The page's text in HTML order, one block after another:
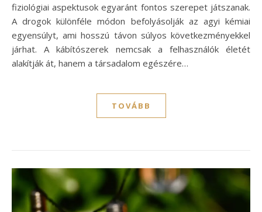
fiziológiai aspektusok egyaránt fontos szerepet játszanak.
A drogok különféle módon befolyásolják az agyi kémiai
egyensúlyt, ami hosszú távon súlyos következményekkel
járhat. A kábítószerek nemcsak a felhasználók életét
alakítják át, hanem a társadalom egészére…
TOVÁBB